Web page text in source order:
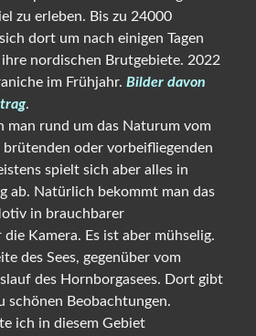
zu erleben. Bis zu 24000
dort um nach einigen Tagen
nordischen Brutgebiete. 2022
im Frühjahr. Bilder davon
.
man rund um das Naturum vom
brütenden oder vorbeifliegenden
spielt sich aber alles in
ab. Natürlich bekommt man das
in brauchbarer
Kamera. Es ist aber mühselig.
des Sees, gegenüber vom
des Hornborgasees. Dort gibt
schönen Beobachtungen.
ich in diesem Gebiet